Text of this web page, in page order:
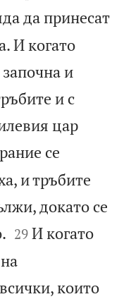
да принесат
И когато
и
и с
цар
се
и тръбите
докато се


29 И когато
които